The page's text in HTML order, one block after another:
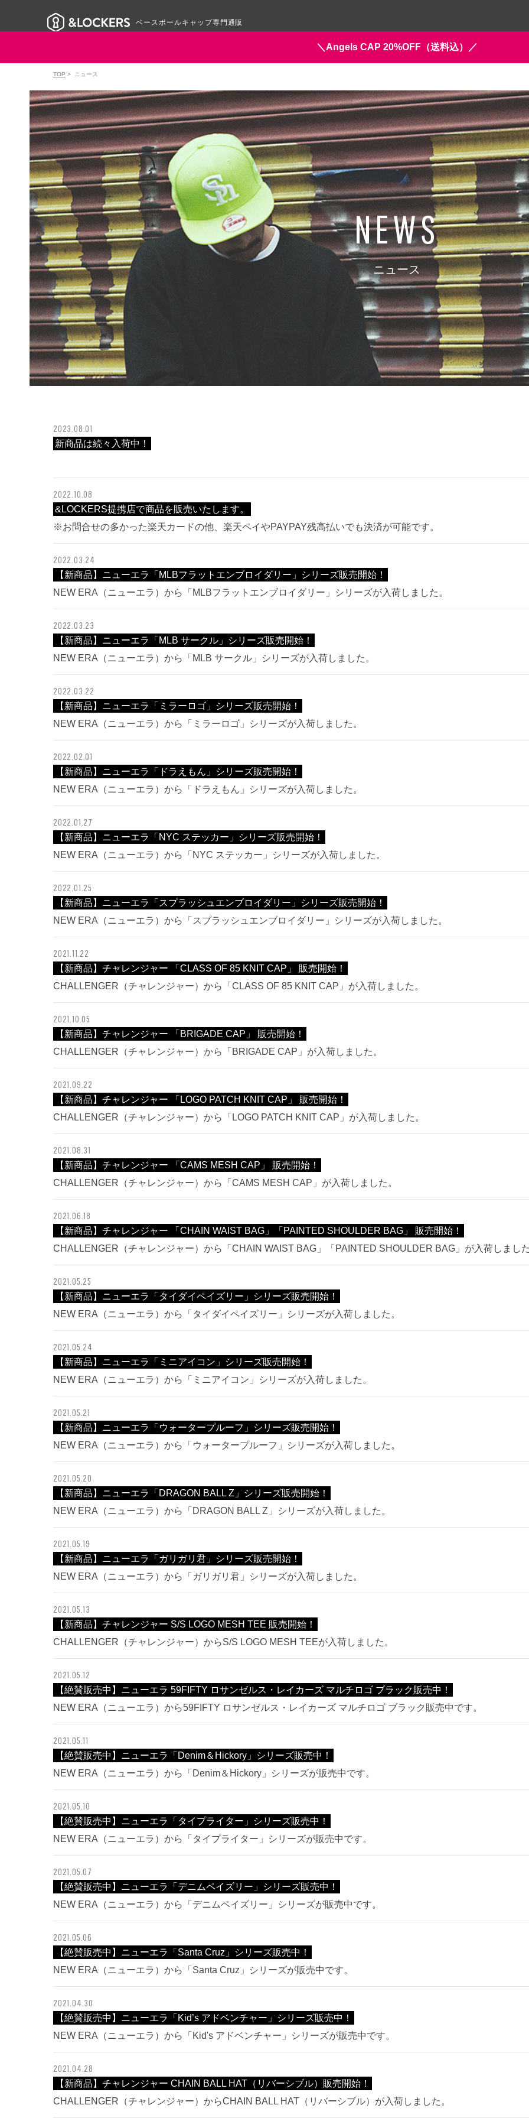
ベースボールキャップ専門通販
＼Angels CAP 20%OFF（送料込）／
TOP > ニュース
NEWS
ニュース
2023.08.01
新商品は続々入荷中！
2022.10.08
&LOCKERS提携店で商品を販売いたします。
※お問合せの多かった楽天カードの他、楽天ペイやPAYPAY残高払いでも決済が可能です。
2022.03.24
【新商品】ニューエラ「MLBフラットエンブロイダリー」シリーズ販売開始！
NEW ERA（ニューエラ）から「MLBフラットエンブロイダリー」シリーズが入荷しました。
2022.03.23
【新商品】ニューエラ「MLB サークル」シリーズ販売開始！
NEW ERA（ニューエラ）から「MLB サークル」シリーズが入荷しました。
2022.03.22
【新商品】ニューエラ「ミラーロゴ」シリーズ販売開始！
NEW ERA（ニューエラ）から「ミラーロゴ」シリーズが入荷しました。
2022.02.01
【新商品】ニューエラ「ドラえもん」シリーズ販売開始！
NEW ERA（ニューエラ）から「ドラえもん」シリーズが入荷しました。
2022.01.27
【新商品】ニューエラ「NYC ステッカー」シリーズ販売開始！
NEW ERA（ニューエラ）から「NYC ステッカー」シリーズが入荷しました。
2022.01.25
【新商品】ニューエラ「スプラッシュエンブロイダリー」シリーズ販売開始！
NEW ERA（ニューエラ）から「スプラッシュエンブロイダリー」シリーズが入荷しました。
2021.11.22
【新商品】チャレンジャー 「CLASS OF 85 KNIT CAP」 販売開始！
CHALLENGER（チャレンジャー）から「CLASS OF 85 KNIT CAP」が入荷しました。
2021.10.05
【新商品】チャレンジャー 「BRIGADE CAP」 販売開始！
CHALLENGER（チャレンジャー）から「BRIGADE CAP」が入荷しました。
2021.09.22
【新商品】チャレンジャー 「LOGO PATCH KNIT CAP」 販売開始！
CHALLENGER（チャレンジャー）から「LOGO PATCH KNIT CAP」が入荷しました。
2021.08.31
【新商品】チャレンジャー 「CAMS MESH CAP」 販売開始！
CHALLENGER（チャレンジャー）から「CAMS MESH CAP」が入荷しました。
2021.06.18
【新商品】チャレンジャー 「CHAIN WAIST BAG」「PAINTED SHOULDER BAG」 販売開始！
CHALLENGER（チャレンジャー）から「CHAIN WAIST BAG」「PAINTED SHOULDER BAG」が入荷しまし
2021.05.25
【新商品】ニューエラ「タイダイペイズリー」シリーズ販売開始！
NEW ERA（ニューエラ）から「タイダイペイズリー」シリーズが入荷しました。
2021.05.24
【新商品】ニューエラ「ミニアイコン」シリーズ販売開始！
NEW ERA（ニューエラ）から「ミニアイコン」シリーズが入荷しました。
2021.05.21
【新商品】ニューエラ「ウォータープルーフ」シリーズ販売開始！
NEW ERA（ニューエラ）から「ウォータープルーフ」シリーズが入荷しました。
2021.05.20
【新商品】ニューエラ「DRAGON BALL Z」シリーズ販売開始！
NEW ERA（ニューエラ）から「DRAGON BALL Z」シリーズが入荷しました。
2021.05.19
【新商品】ニューエラ「ガリガリ君」シリーズ販売開始！
NEW ERA（ニューエラ）から「ガリガリ君」シリーズが入荷しました。
2021.05.13
【新商品】チャレンジャー S/S LOGO MESH TEE 販売開始！
CHALLENGER（チャレンジャー）からS/S LOGO MESH TEEが入荷しました。
2021.05.12
【絶賛販売中】ニューエラ 59FIFTY ロサンゼルス・レイカーズ マルチロゴ ブラック販売中！
NEW ERA（ニューエラ）から59FIFTY ロサンゼルス・レイカーズ マルチロゴ ブラック販売中です。
2021.05.11
【絶賛販売中】ニューエラ「Denim＆Hickory」シリーズ販売中！
NEW ERA（ニューエラ）から「Denim＆Hickory」シリーズが販売中です。
2021.05.10
【絶賛販売中】ニューエラ「タイプライター」シリーズ販売中！
NEW ERA（ニューエラ）から「タイプライター」シリーズが販売中です。
2021.05.07
【絶賛販売中】ニューエラ「デニムペイズリー」シリーズ販売中！
NEW ERA（ニューエラ）から「デニムペイズリー」シリーズが販売中です。
2021.05.06
【絶賛販売中】ニューエラ「Santa Cruz」シリーズ販売中！
NEW ERA（ニューエラ）から「Santa Cruz」シリーズが販売中です。
2021.04.30
【絶賛販売中】ニューエラ「Kid’s アドベンチャー」シリーズ販売中！
NEW ERA（ニューエラ）から「Kid's アドベンチャー」シリーズが販売中です。
2021.04.28
【新商品】チャレンジャー CHAIN BALL HAT（リバーシブル）販売開始！
CHALLENGER（チャレンジャー）からCHAIN BALL HAT（リバーシブル）が入荷しました。